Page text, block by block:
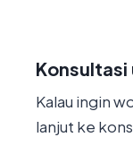
Kalau ingin
lanjut ke